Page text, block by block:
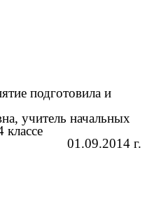
и
учитель начальных
классе
01.09.2014 г.